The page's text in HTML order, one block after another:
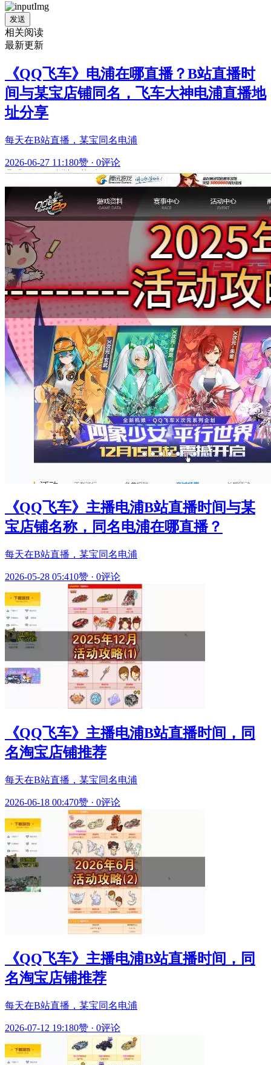
发送
相关阅读
最新更新
《QQ飞车》电浦在哪直播？B站直播时
间与某宝店铺同名，飞车大神电浦直播地
址分享
每天在B站直播，某宝同名电浦
2026-06-27 11:180赞 · 0评论
《QQ飞车》主播电浦B站直播时间与某
宝店铺名称，同名电浦在哪直播？
每天在B站直播，某宝同名电浦
2026-05-28 05:410赞 · 0评论
《QQ飞车》主播电浦B站直播时间，同
名淘宝店铺推荐
每天在B站直播，某宝同名电浦
2026-06-18 00:470赞 · 0评论
《QQ飞车》主播电浦B站直播时间，同
名淘宝店铺推荐
每天在B站直播，某宝同名电浦
2026-07-12 19:180赞 · 0评论